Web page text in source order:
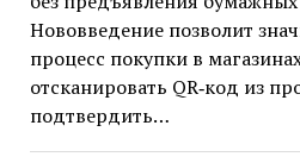
Нововведение позволит
процесс покупки в
отсканировать QR‑код из
подтвердить…